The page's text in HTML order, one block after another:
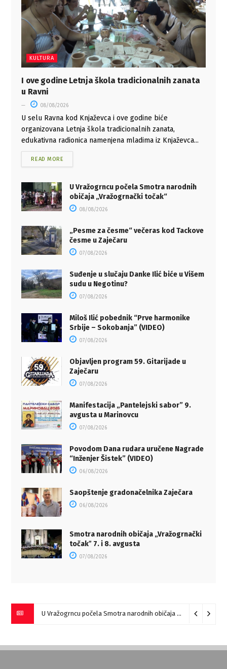
KULTURA
I ove godine Letnja škola tradicionalnih zanata
u Ravni
08/08/2026
U selu Ravna kod Knjaževca i ove godine biće
organizovana Letnja škola tradicionalnih zanata,
edukativna radionica namenjena mladima iz Knjaževca...
READ MORE
U Vražogrncu počela Smotra narodnih
običaja „Vražogrnački točak“
08/08/2026
„Pesme za česme“ večeras kod Tackove
česme u Zaječaru
07/08/2026
Suđenje u slučaju Danke Ilić biće u Višem
sudu u Negotinu?
07/08/2026
Miloš Ilić pobednik “Prve harmonike
Srbije – Sokobanja” (VIDEO)
07/08/2026
Objavljen program 59. Gitarijade u
Zaječaru
07/08/2026
Manifestacija „Pantelejski sabor” 9.
avgusta u Marinovcu
07/08/2026
Povodom Dana rudara uručene Nagrade
“Inženjer Šistek” (VIDEO)
06/08/2026
Saopštenje gradonačelnika Zaječara
06/08/2026
Smotra narodnih običaja „Vražogrnački
točakˮ 7. i 8. avgusta
07/08/2026
U Vražogrncu počela Smotra narodnih običaja „Vražogrnački točak“